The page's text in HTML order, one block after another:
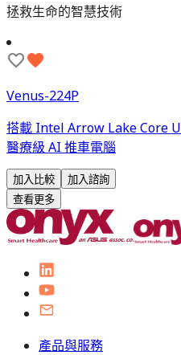
拯救生命的智慧技術
Venus-224P
搭載 Intel Arrow Lake Core
醫療級 AI 推車電腦
加入比較
加入諮詢
查看更多
產品與服務